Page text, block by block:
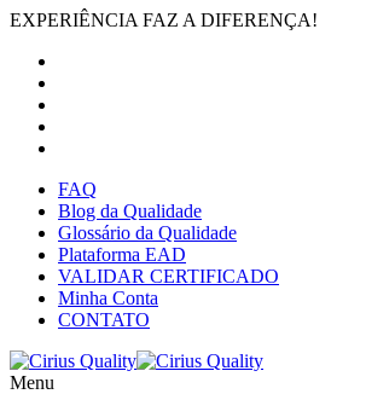
EXPERIÊNCIA FAZ A DIFERENÇA!
FAQ
Blog da Qualidade
Glossário da Qualidade
Plataforma EAD
VALIDAR CERTIFICADO
Minha Conta
CONTATO
Menu